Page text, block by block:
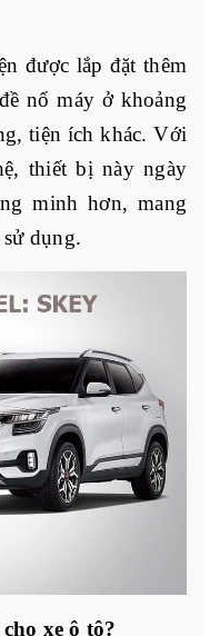
được lắp đặt thêm
nổ máy ở khoảng
tiện ích khác. Với
thiết bị này ngày
minh hơn, mang
dụng.
xe ô tô?